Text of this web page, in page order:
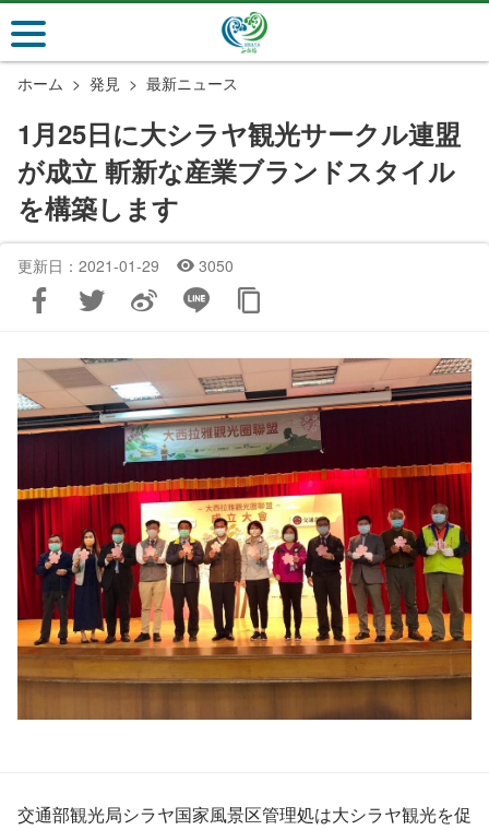
メ
イ
ン
ク
ホーム 発見 最新ニュース
1月25日に大シラヤ観光サークル連盟
が成立 斬新な産業ブランドスタイル
を構築します
更新日：2021-01-29 3050
交通部観光局シラヤ国家風景区管理処は大シラヤ観光を促